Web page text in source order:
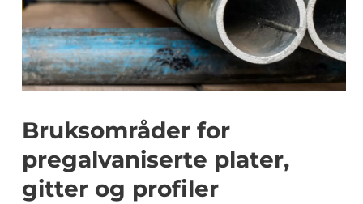
Bruksområder for
pregalvaniserte plater,
gitter og profiler